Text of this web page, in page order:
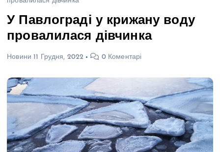
У Павлограді у крижану воду
провалилася дівчинка
Новини 11 Грудня, 2022 0 Коментарі